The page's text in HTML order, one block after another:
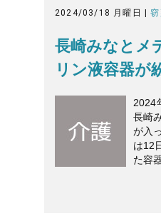
2024/03/18 月曜日 |窃
長崎みなとメ
リン液容器が
2024
長崎
が入
は12
た容